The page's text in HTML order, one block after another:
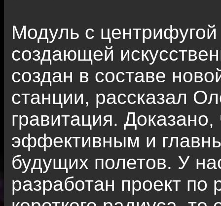
Модуль с центрифугой
создающей
создан в составе
станции, рассказал
гравитация.
эффективным и
будущих полетов. У
разработан проект